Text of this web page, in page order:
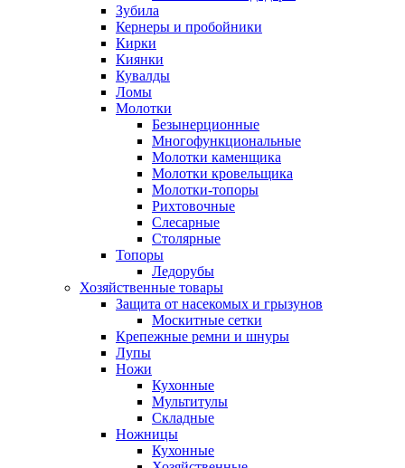
Зубила
Кернеры и пробойники
Кирки
Киянки
Кувалды
Ломы
Молотки
Безынерционные
Многофункциональные
Молотки каменщика
Молотки кровельщика
Молотки-топоры
Рихтовочные
Слесарные
Столярные
Топоры
Ледорубы
Хозяйственные товары
Защита от насекомых и грызунов
Москитные сетки
Крепежные ремни и шнуры
Лупы
Ножи
Кухонные
Мультитулы
Складные
Ножницы
Кухонные